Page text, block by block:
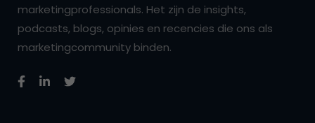
marketingprofessionals. Het zijn de insights,
podcasts, blogs, opinies en recencies die ons als
marketingcommunity binden.